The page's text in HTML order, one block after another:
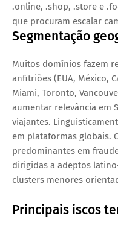
.online, .shop, .store e
que procuram escalar
Segmentação
Muitos domínios fazem
anfitriões (EUA, México,
Miami, Toronto,
aumentar relevância em
viajantes.
em plataformas globais.
predominantes em
dirigidas a adeptos
clusters menores
Principais iscos